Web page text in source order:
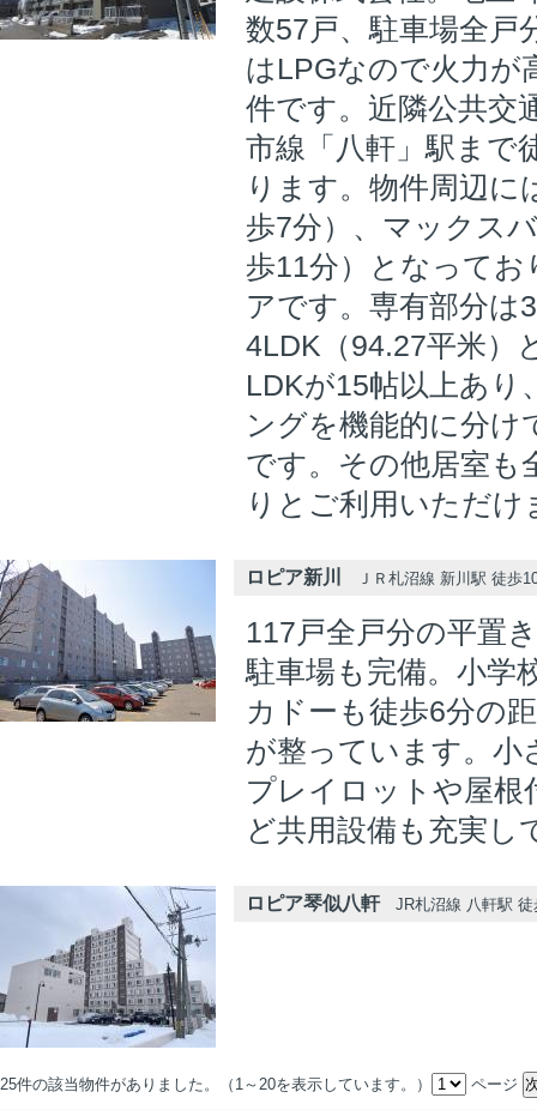
数57戸、駐車場全戸
はLPGなので火力が
件です。近隣公共交
市線「八軒」駅まで
ります。物件周辺に
歩7分）、マックス
歩11分）となって
アです。専有部分は
4LDK（94.27平米）
LDKが15帖以上あ
ングを機能的に分け
です。その他居室も
りとご利用いただけ
ロピア新川 ＪＲ札沼線 新川駅 徒歩
117戸全戸分の平置
駐車場も完備。小学
カドーも徒歩6分の
が整っています。小
プレイロットや屋根
ど共用設備も充実し
ロピア琴似八軒JR札沼線 八軒駅 徒
25件の該当物件がありました。（1～20を表示しています。） ページ